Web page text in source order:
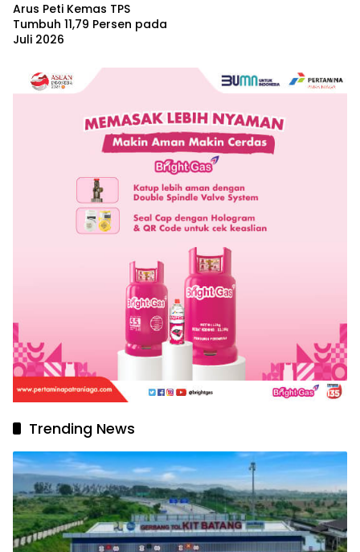
Arus Peti Kemas TPS
Tumbuh 11,79 Persen pada
Juli 2026
Trending News